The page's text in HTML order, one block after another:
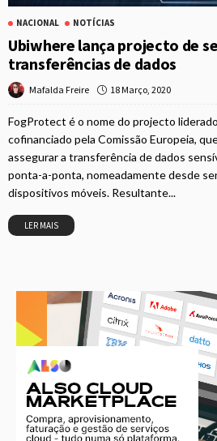
NACIONAL NOTÍCIAS
Ubiwhere lança projecto de
transferências de dados
Mafalda Freire 18 Março, 2020
FogProtect é o nome do projecto
cofinanciado pela Comissão Europeia,
assegurar a transferência de dados
ponta-a-ponta, nomeadamente desde
dispositivos móveis. Resultante...
LER MAIS